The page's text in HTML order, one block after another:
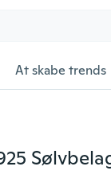
At skabe trends